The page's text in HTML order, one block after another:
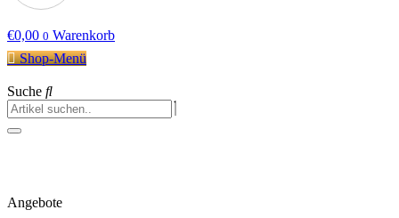
€0,00 0 Warenkorb
Shop-Menü
Suche
Angebote